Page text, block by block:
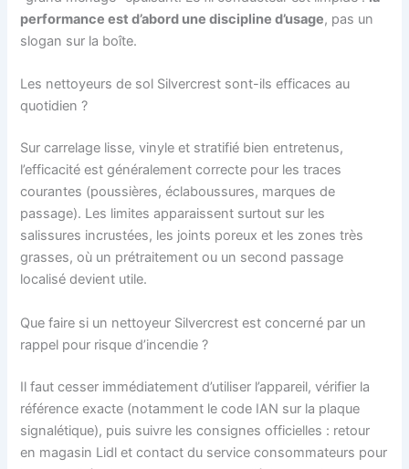
performance est d’abord une discipline d’usage, pas un
slogan sur la boîte.
Les nettoyeurs de sol Silvercrest sont-ils efficaces au
quotidien ?
Sur carrelage lisse, vinyle et stratifié bien entretenus,
l’efficacité est généralement correcte pour les traces
courantes (poussières, éclaboussures, marques de
passage). Les limites apparaissent surtout sur les
salissures incrustées, les joints poreux et les zones très
grasses, où un prétraitement ou un second passage
localisé devient utile.
Que faire si un nettoyeur Silvercrest est concerné par un
rappel pour risque d’incendie ?
Il faut cesser immédiatement d’utiliser l’appareil, vérifier la
référence exacte (notamment le code IAN sur la plaque
signalétique), puis suivre les consignes officielles : retour
en magasin Lidl et contact du service consommateurs pour